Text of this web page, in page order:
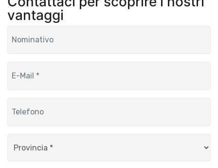
vantaggi